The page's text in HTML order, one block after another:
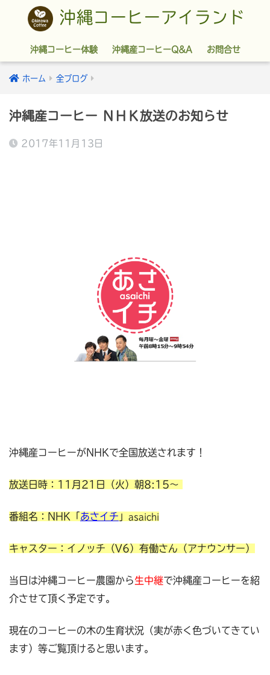
沖縄コーヒーアイランド
沖縄コーヒー体験 沖縄産コーヒーQ&A お問合せ
ホーム 全ブログ
沖縄産コーヒー ＮＨＫ放送のお知らせ
2017年11月13日
沖縄産コーヒーがNHKで全国放送されます！
放送日時：11月21日（火）朝8:15～
番組名：NHK「 あさイチ 」 asaichi
キャスター：イノッチ（V6）有働さん（アナウンサー）
当日は沖縄コーヒー農園から生中継で沖縄産コーヒーを紹
介させて頂く予定です。
現在のコーヒーの木の生育状況（実が赤く色づいてきてい
ます）等ご覧頂けると思います。